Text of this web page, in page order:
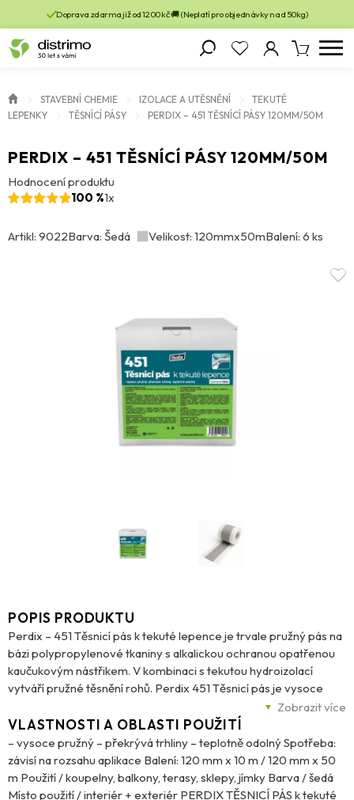
Doprava zdarma již od 1200 kč 🚚 (Neplatí pro objednávky nad 50kg)
STAVEBNÍ CHEMIE IZOLACE A UTĚSNĚNÍ
TEKUTÉ
LEPENKY
TĚSNÍCÍ PÁSY PERDIX – 451 TĚSNÍCÍ PÁSY 120MM/50M
PERDIX – 451 TĚSNÍCÍ PÁSY 120MM/50M
Hodnocení produktu
100 %1x
Artikl: 9022Barva: Šedá Velikost: 120mmx50mBalení: 6 ks
Zobrazit více
POPIS PRODUKTU
Perdix – 451 Těsnicí pás k tekuté lepence je trvale pružný pás na
bázi polypropylenové tkaniny s alkalickou ochranou opatřenou
kaučukovým nástřikem. V kombinaci s tekutou hydroizolací
vytváří pružné těsnění rohů. Perdix 451 Těsnicí pás je vysoce
pružný, dokonale překrývá trhliny, vykazuje vysoký difúzní odpor
proti radonu, odolává širokému rozpětí teplot, odolává solím,
ředěným kyselinám a zásadám.
VLASTNOSTI A OBLASTI POUŽITÍ
– vysoce pružný – překrývá trhliny – teplotně odolný Spotřeba:
závisí na rozsahu aplikace Balení: 120 mm x 10 m / 120 mm x 50
m Použití / koupelny, balkony, terasy, sklepy, jímky Barva / šedá
Místo použití / interiér + exteriér PERDIX TĚSNICÍ PÁS k tekuté